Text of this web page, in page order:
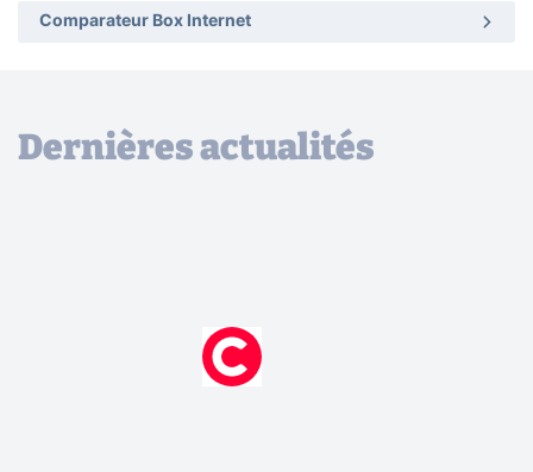
Comparateur Box Internet
Dernières actualités